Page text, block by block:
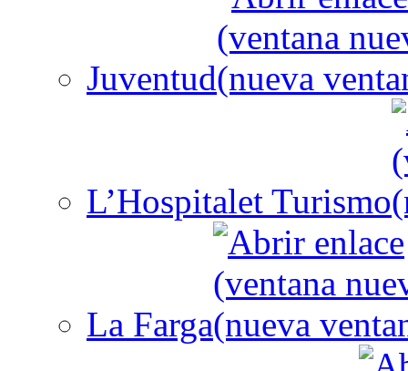
Juventud
L’Hospitalet Turismo
La Farga